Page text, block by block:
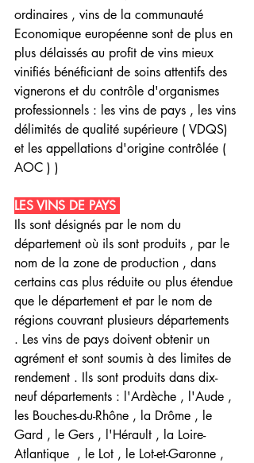
ordinaires , vins de la communauté
Economique européenne sont de plus en
plus délaissés au profit de vins mieux
vinifiés bénéficiant de soins attentifs des
vignerons et du contrôle d'organismes
professionnels : les vins de pays , les vins
délimités de qualité supérieure ( VDQS)
et les appellations d'origine contrôlée (
AOC ) )
LES VINS DE PAYS
Ils sont désignés par le nom du
département où ils sont produits , par le
nom de la zone de production , dans
certains cas plus réduite ou plus étendue
que le département et par le nom de
régions couvrant plusieurs départements
. Les vins de pays doivent obtenir un
agrément et sont soumis à des limites de
rendement . Ils sont produits dans dix-
neuf départements : l'Ardèche , l'Aude ,
les Bouches-du-Rhône , la Drôme , le
Gard , le Gers , l'Hérault , la Loire-
Atlantique  , le Lot , le Lot-et-Garonne ,